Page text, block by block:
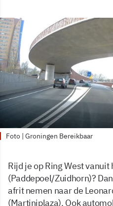
Foto | Groningen Bereikbaar
Rijd je op Ring West vanuit
(Paddepoel/Zuidhorn)?
afrit nemen naar de
(Martiniplaza). Ook